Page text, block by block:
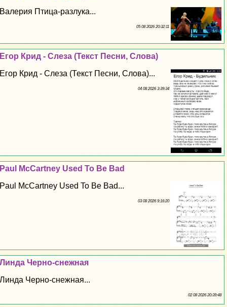
Валерия Птица-разлука...
05 08 2026 20:32:11
Егор Крид - Слеза (Текст Песни, Слова)
Егор Крид - Слеза (Текст Песни, Слова)...
04 08 2026 3:39:34
Paul McCartney Used To Be Bad
Paul McCartney Used To Be Bad...
03 08 2026 9:16:20
Линда Черно-снежная
Линда Черно-снежная...
02 08 2026 20:39:48